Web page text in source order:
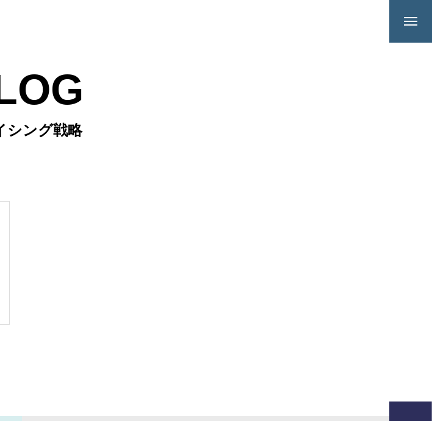
シング戦略